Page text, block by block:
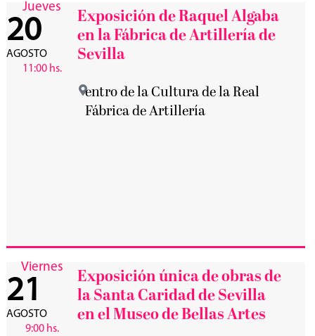
Jueves
20
AGOSTO
11:00 hs.
Exposición de Raquel Algaba
en la Fábrica de Artillería de
Sevilla
entro de la Cultura de la Real
Fábrica de Artillería
Viernes
21
AGOSTO
9:00 hs.
Exposición única de obras de
la Santa Caridad de Sevilla
en el Museo de Bellas Artes